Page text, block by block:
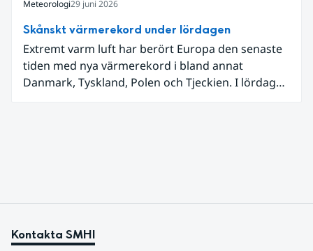
Meteorologi29 juni 2026
Skånskt värmerekord under lördagen
Extremt varm luft har berört Europa den senaste
tiden med nya värmerekord i bland annat
Danmark, Tyskland, Polen och Tjeckien. I lördags
Kontakta SMHI